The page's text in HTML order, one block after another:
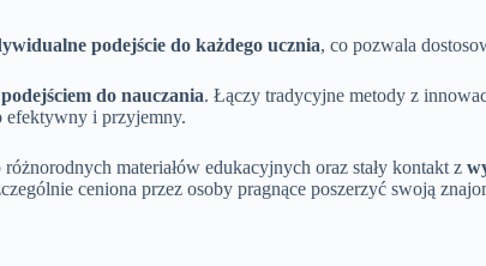
podejście do każdego ucznia, co pozwala
do nauczania. Łączy tradycyjne metody z
efektywny i przyjemny.
materiałów edukacyjnych oraz stały kontakt z
ceniona przez osoby pragnące poszerzyć swoją